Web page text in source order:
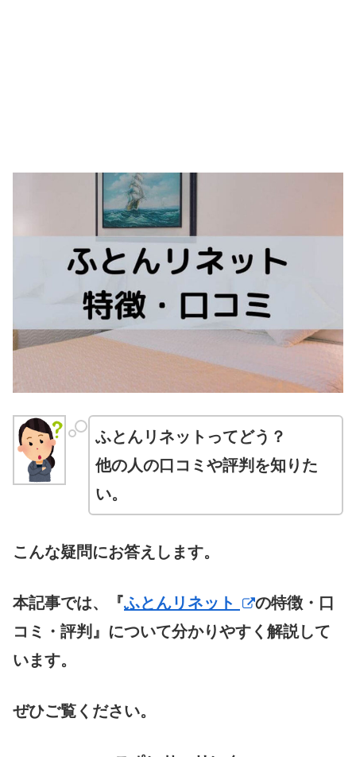
ふとんリネットってどう？
他の人の口コミや評判を知りた
い。
こんな疑問にお答えします。
本記事では、『ふとんリネット
の特徴・口
コミ・評判』について分かりやすく解説して
います。
ぜひご覧ください。